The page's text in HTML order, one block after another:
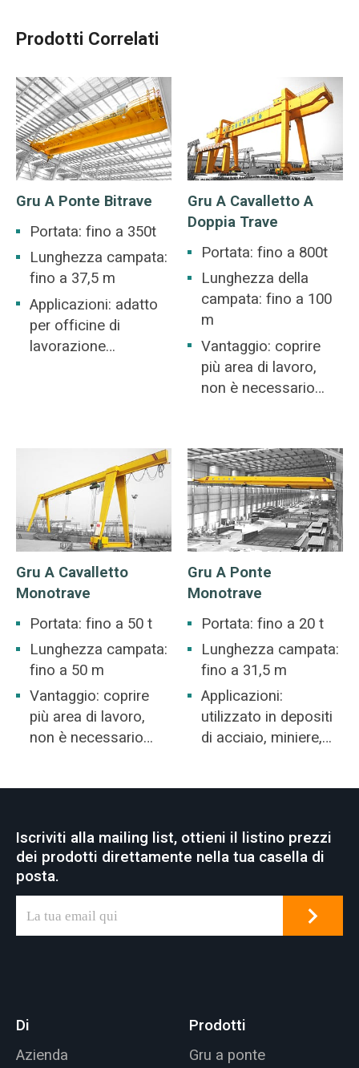
Prodotti Correlati
Gru A Ponte Bitrave
Portata: fino a 350t
Lunghezza campata:
fino a 37,5 m
Applicazioni: adatto
per officine di
lavorazione
magazzini, centrali
elettriche, officine
dell'industria leggera
e tessile, officine
dell'industria
alimentare.
Gru A Cavalletto A
Doppia Trave
Portata: fino a 800t
Lunghezza della
campata: fino a 100
m
Vantaggio: coprire
più area di lavoro,
non è necessario
Gru A Cavalletto
Monotrave
Portata: fino a 50 t
Lunghezza campata:
fino a 50 m
Vantaggio: coprire
più area di lavoro,
non è necessario
Gru A Ponte
Monotrave
Portata: fino a 20 t
Lunghezza campata:
fino a 31,5 m
Applicazioni:
utilizzato in depositi
di acciaio, miniere,
di navi, ecc.
Carroponte una
Iscriviti alla mailing list, ottieni il listino prezzi
dei prodotti direttamente nella tua casella di
posta.
Di
Azienda
Prodotti
Gru a ponte